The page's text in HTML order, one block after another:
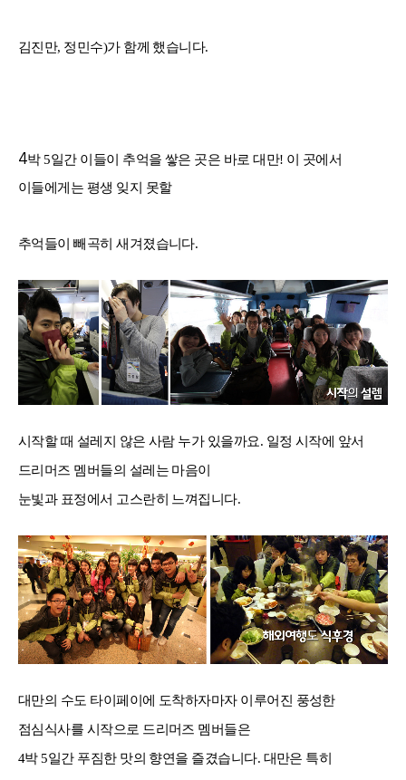
김진만, 정민수)가 함께 했습니다.
4박5일간 이들이 추억을 쌓은 곳은 바로 대만! 이 곳에서
이들에게는 평생 잊지 못할
추억들이 빼곡히 새겨졌습니다.
시 작할 때 설레지 않은 사람 누가 있을까요. 일정 시작에 앞서
드리머즈 멤버들의 설레는 마음이
눈빛과 표정에서 고스란히 느껴집니다.
대만의 수도 타이페이에 도착하자마자 이루어진 풍성한
점심식사를 시작으로 드리머즈 멤버들은
4박5일간 푸짐한 맛의 향연을 즐겼습니다. 대만은 특히